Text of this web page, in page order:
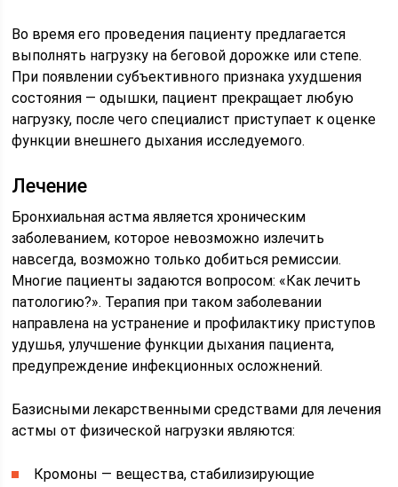
Во время его проведения пациенту предлагается
выполнять нагрузку на беговой дорожке или степе.
При появлении субъективного признака ухудшения
состояния — одышки, пациент прекращает любую
нагрузку, после чего специалист приступает к оценке
функции внешнего дыхания исследуемого.
Лечение
Бронхиальная астма является хроническим
заболеванием, которое невозможно излечить
навсегда, возможно только добиться ремиссии.
Многие пациенты задаются вопросом: «Как лечить
патологию?». Терапия при таком заболевании
направлена на устранение и профилактику приступов
удушья, улучшение функции дыхания пациента,
предупреждение инфекционных осложнений.
Базисными лекарственными средствами для лечения
астмы от физической нагрузки являются:
Кромоны — вещества, стабилизирующие